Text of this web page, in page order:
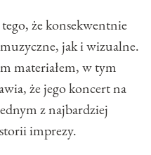
tego, że konsekwentnie
jak i wizualne.
materiałem, w tym
że jego koncert na
z najbardziej
imprezy.